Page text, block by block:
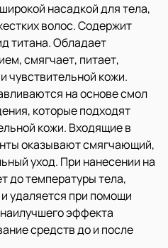
насадкой для тела,
волос. Содержит
титана. Обладает
смягчает, питает,
чувствительной кожи.
на основе смол
которые подходят
кожи. Входящие в
оказывают смягчающий,
уход. При нанесении на
до температуры тела,
удаляется при помощи
эффекта
средств до и после